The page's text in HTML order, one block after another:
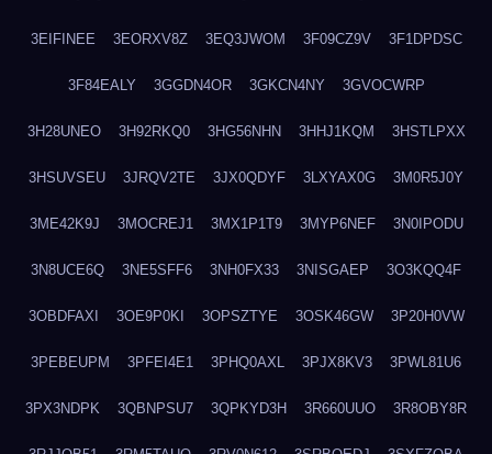
3EIFINEE 3EORXV8Z 3EQ3JWOM 3F09CZ9V 3F1DPDSC
3F84EALY 3GGDN4OR 3GKCN4NY 3GVOCWRP
3H28UNEO 3H92RKQ0 3HG56NHN 3HHJ1KQM 3HSTLPXX
3HSUVSEU 3JRQV2TE 3JX0QDYF 3LXYAX0G 3M0R5J0Y
3ME42K9J 3MOCREJ1 3MX1P1T9 3MYP6NEF 3N0IPODU
3N8UCE6Q 3NE5SFF6 3NH0FX33 3NISGAEP 3O3KQQ4F
3OBDFAXI 3OE9P0KI 3OPSZTYE 3OSK46GW 3P20H0VW
3PEBEUPM 3PFEI4E1 3PHQ0AXL 3PJX8KV3 3PWL81U6
3PX3NDPK 3QBNPSU7 3QPKYD3H 3R660UUO 3R8OBY8R